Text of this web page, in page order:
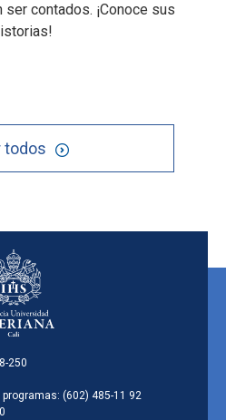
contados. ¡Conoce sus
todos
250
(602) 485-11 92